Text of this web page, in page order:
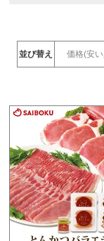
並び替え 価格(安